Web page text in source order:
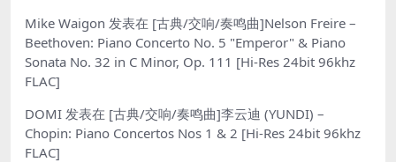
Mike Waigon 发表在 [古典/交响/奏鸣曲]Nelson Freire –
Beethoven: Piano Concerto No. 5 "Emperor" & Piano
Sonata No. 32 in C Minor, Op. 111 [Hi-Res 24bit 96khz
FLAC]
DOMI 发表在 [古典/交响/奏鸣曲]李云迪 (YUNDI) –
Chopin: Piano Concertos Nos 1 & 2 [Hi-Res 24bit 96khz
FLAC]